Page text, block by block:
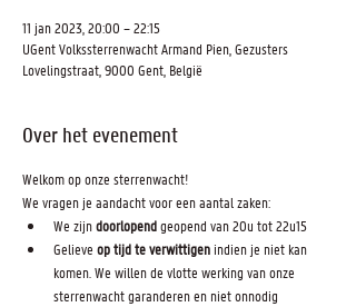
11 jan 2023, 20:00 – 22:15
UGent Volkssterrenwacht Armand Pien, Gezusters
Lovelingstraat, 9000 Gent, België
Over het evenement
Welkom op onze sterrenwacht!
We vragen je aandacht voor een aantal zaken:
We zijn doorlopend geopend van 20u tot 22u15
Gelieve op tijd te verwittigen indien je niet kan
komen. We willen de vlotte werking van onze
sterrenwacht garanderen en niet onnodig